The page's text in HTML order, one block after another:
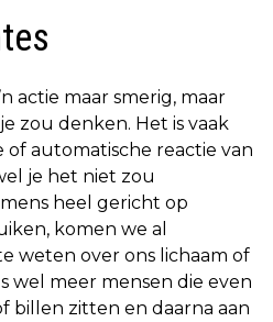
actie maar smerig, maar
zou denken. Het is vaak
of automatische reactie van
je het niet zou
heel gericht op
komen we al
weten over ons lichaam of
wel meer mensen die even
billen zitten en daarna aan